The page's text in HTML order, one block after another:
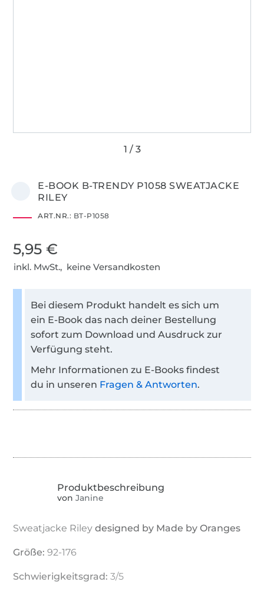
E-BOOK B-TRENDY P1058 SWEATJACKE
RILEY
ART.NR.: BT-P1058
5,95 €
inkl. MwSt., keine Versandkosten
Bei diesem Produkt handelt es sich um
ein E-Book das nach deiner Bestellung
sofort zum Download und Ausdruck zur
Verfügung steht.
Mehr Informationen zu E-Books findest
du in unseren Fragen & Antworten.
von Janine
Sweatjacke Rileydesigned by Made by Oranges
Größe: 92-176
Schwierigkeitsgrad: 3/5